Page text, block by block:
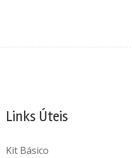
Links Úteis
Kit Básico